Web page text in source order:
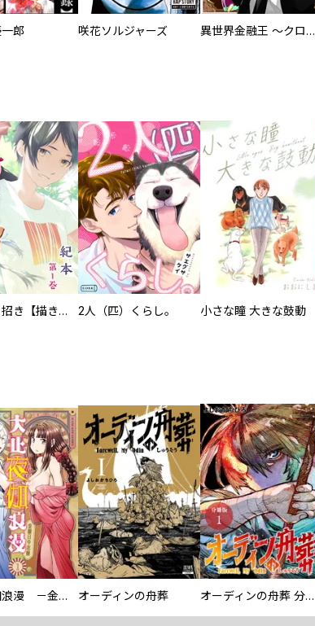
郎 咲花ソルジャーズ 異世界金融王 ～クローネ・ゴルディオンの覇道～
化けねこ招き【描きおろし付合冊版】 2人（匹）くらし。 小さな瞳 大きな鼓動
大正夜伽浪漫 －金曜日の花嫁— オーディンの舟葬 オーディンの舟葬 分冊版